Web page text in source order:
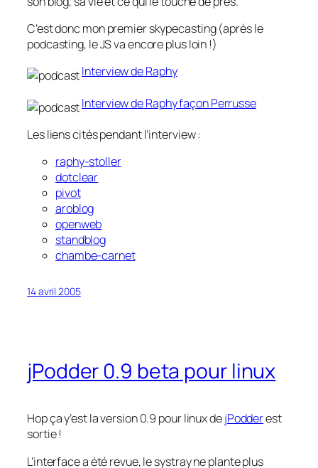
C’est donc mon premier skypecasting (après le
podcasting, le JS va encore plus loin !)
Interview de Raphy
Interview de Raphy façon Perrusse
Les liens cités pendant l’interview :
raphy-stoller
dotclear
pivot
aroblog
openweb
standblog
chambe-carnet
14 avril 2005
jPodder 0.9 beta pour linux
Hop ça y’est la version 0.9 pour linux dejPodderest
sortie !
L’interface a été revue, le systray ne plante plus